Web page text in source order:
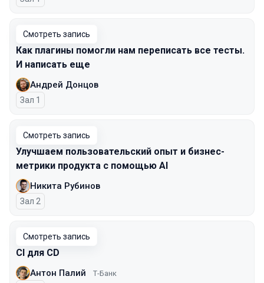
Смотреть запись
Как плагины помогли нам переписать все тесты.
И написать еще
Андрей Донцов
Зал 1
Смотреть запись
Улучшаем пользовательский опыт и бизнес-
метрики продукта с помощью AI
Никита Рубинов
Зал 2
Смотреть запись
CI для CD
Антон Палий Т-Банк